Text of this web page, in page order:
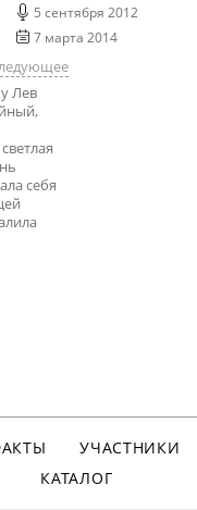
5 сентября 2012
7 марта 2014
Лев
себя
УЧАСТНИКИ
КАТАЛОГ